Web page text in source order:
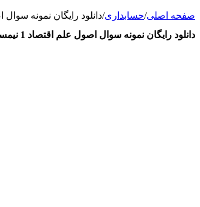
صفحه اصلی/حسابداری/دانلود رایگان نمونه سوال اصول علم اقتصاد 1
دانلود رایگان نمونه سوال اصول علم اقتصاد 1 نیمسال اول 93 – 94 رشته حسابداری